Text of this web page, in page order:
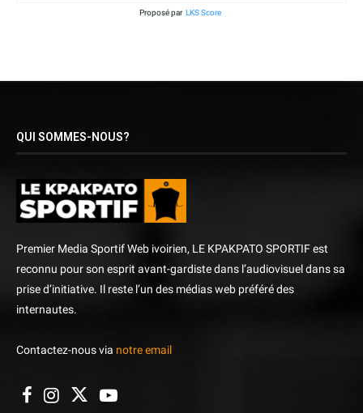
Proposé par LKS Score
QUI SOMMES-NOUS?
Premier Media Sportif Web ivoirien, LE KPAKPATO SPORTIF est
reconnu pour son esprit avant-gardiste dans l’audiovisuel dans sa
prise d’initiative. Il reste l’un des médias web préféré des
internautes.
Contactez-nous via notre email